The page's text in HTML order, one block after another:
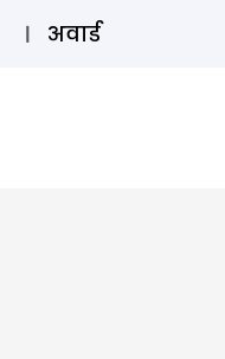
SUBSCRIBE
अवार्ड